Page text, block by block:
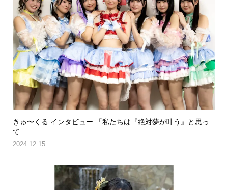
きゅ〜くる インタビュー 「私たちは『絶対夢が叶う』と思っ
て...
2024.12.15